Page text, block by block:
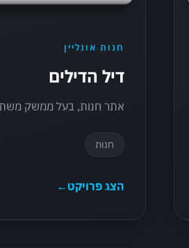
חנות אונליין
דיל הדילים
אתר חנות, בעל ממשק
חנות
הצג פרויקט ←